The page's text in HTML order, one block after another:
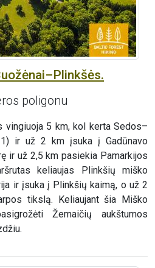
poligonu
vingiuoja 5 km, kol kerta Sedos–
ir už 2 km įsuka į Gadūnavo
ir už 2,5 km pasiekia Pamarkijos
keliaujas Plinkšių miško
ir įsuka į Plinkšių kaimą, o už 2
tikslą. Keliaujant šia Miško
Žemaičių aukštumos